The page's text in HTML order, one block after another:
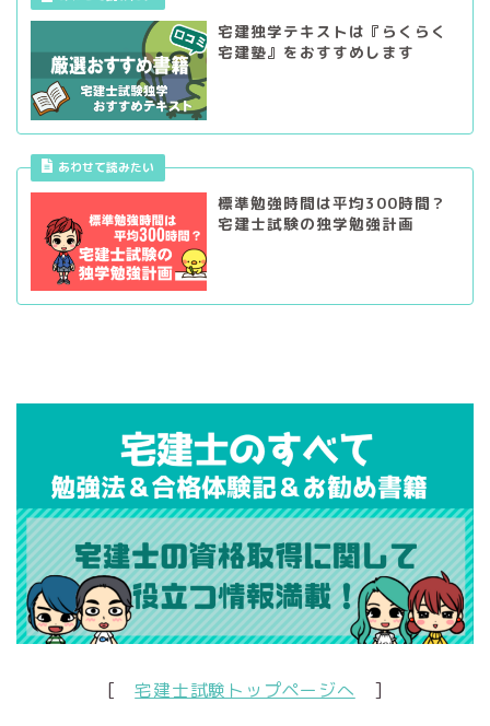
宅建独学テキストは『らくらく
宅建塾』をおすすめします
あわせて読みたい
標準勉強時間は平均300時間？
宅建士試験の独学勉強計画
[宅建士試験トップページへ ]